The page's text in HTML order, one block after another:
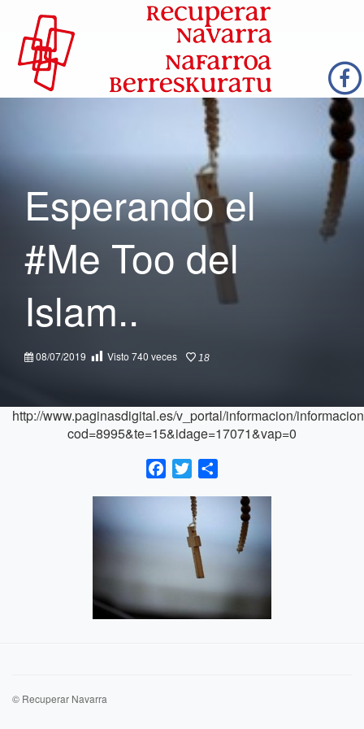
Esperando el
#Me Too del
Islam..
08/07/2019 Visto 740 veces 18
http://www.paginasdigital.es/v_portal/informacion/
cod=8995&te=15&idage=17071&vap=0
Facebook
Twitter
© Recuperar Navarra